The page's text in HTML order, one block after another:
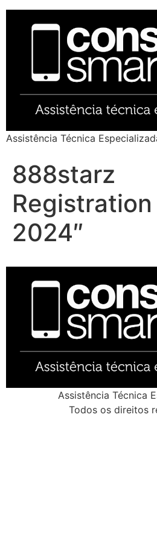
Assistência Técnica
888starz
2024″
Assistência Técnica
Todos os direitos